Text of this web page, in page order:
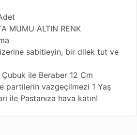
MUMU ALTIN RENK
sabitleyin, bir dilek tut ve
ile Beraber 12 Cm
partilerin vazgeçilmezi 1 Yaş
ile Pastanıza hava katın!